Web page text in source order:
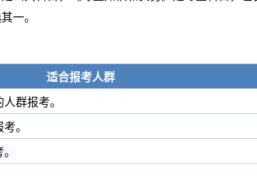
一。
适合报考人群
人群报考。
考。